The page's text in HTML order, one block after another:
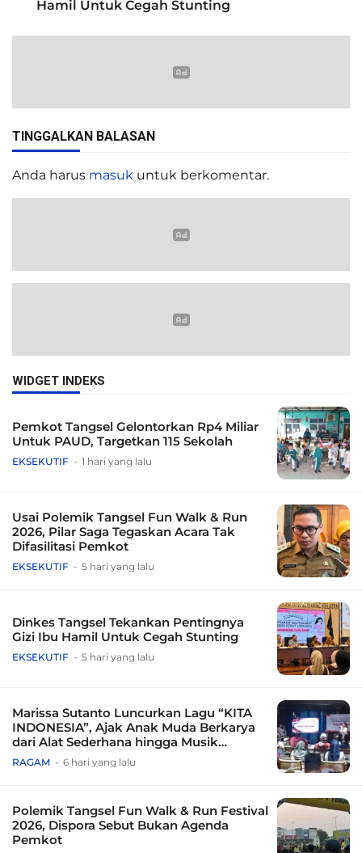
Hamil Untuk Cegah Stunting
TINGGALKAN BALASAN
Anda harus masuk untuk berkomentar.
WIDGET INDEKS
Pemkot Tangsel Gelontorkan Rp4 Miliar
Untuk PAUD, Targetkan 115 Sekolah
EKSEKUTIF 1 hari yang lalu
Usai Polemik Tangsel Fun Walk & Run
2026, Pilar Saga Tegaskan Acara Tak
Difasilitasi Pemkot
EKSEKUTIF 5 hari yang lalu
Dinkes Tangsel Tekankan Pentingnya
Gizi Ibu Hamil Untuk Cegah Stunting
EKSEKUTIF 5 hari yang lalu
Marissa Sutanto Luncurkan Lagu “KITA
INDONESIA”, Ajak Anak Muda Berkarya
dari Alat Sederhana hingga Musik
Tradisional
RAGAM 6 hari yang lalu
Polemik Tangsel Fun Walk & Run Festival
2026, Dispora Sebut Bukan Agenda
Pemkot